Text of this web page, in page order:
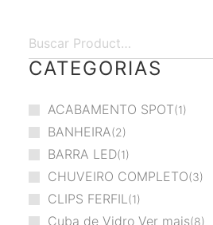
CATEGORIAS
ACABAMENTO SPOT 1
BANHEIRA 2
BARRA LED 1
CHUVEIRO COMPLETO 3
CLIPS FERFIL 1
Cuba de Vidro Ver mais 8